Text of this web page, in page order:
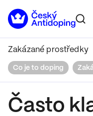
Zakázané prostředky
Co je to doping
Často